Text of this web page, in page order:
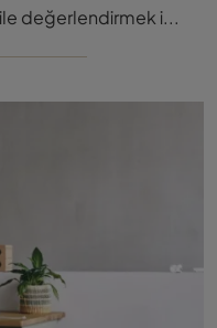
Lokalınızı Vitra Tamamlayıcıları ile değerlendirmek ister misiniz? İşte Kurye gibi çeşitli ahş